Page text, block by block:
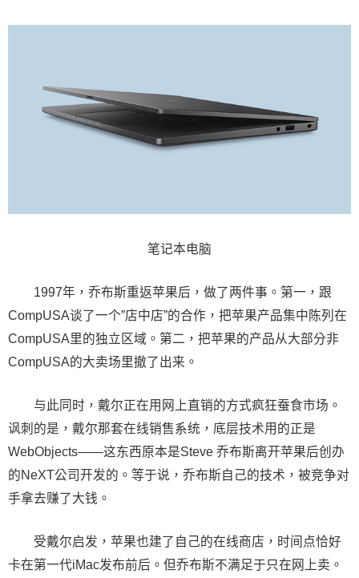
笔记本电脑
1997年，乔布斯重返苹果后，做了两件事。第一，跟
CompUSA谈了一个”店中店”的合作，把苹果产品集中陈列在
CompUSA里的独立区域。第二，把苹果的产品从大部分非
CompUSA的大卖场里撤了出来。
与此同时，戴尔正在用网上直销的方式疯狂蚕食市场。
讽刺的是，戴尔那套在线销售系统，底层技术用的正是
WebObjects——这东西原本是Steve 乔布斯离开苹果后创办
的NeXT公司开发的。等于说，乔布斯自己的技术，被竞争对
手拿去赚了大钱。
受戴尔启发，苹果也建了自己的在线商店，时间点恰好
卡在第一代iMac发布前后。但乔布斯不满足于只在网上卖。